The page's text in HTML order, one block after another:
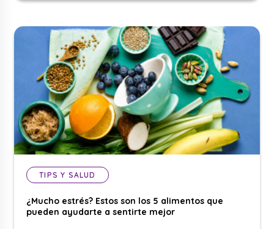
TIPS Y SALUD
¿Mucho estrés? Estos son los 5 alimentos que
pueden ayudarte a sentirte mejor